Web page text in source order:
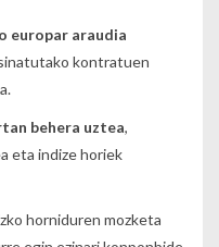
europar araudia
kontratuen
behera uztea,
eta indize horiek
horniduren mozketa